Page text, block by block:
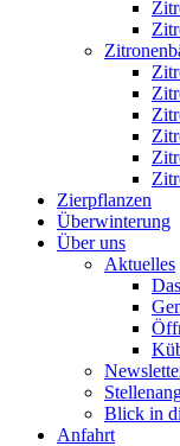
Zierpflanzen
Überwinterung
Über uns
Aktuelles
Blick in
Anfahrt